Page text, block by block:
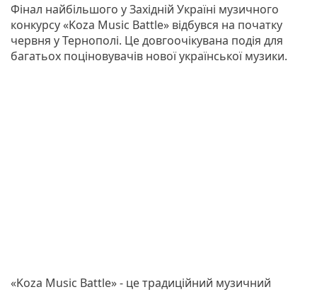
Фінал найбільшого у Західній Україні музичного
конкурсу «Koza Music Battle» відбувся на початку
червня у Тернополі. Це довгоочікувана подія для
багатьох поціновувачів нової української музики.
«Koza Music Battle» - це традиційний музичний